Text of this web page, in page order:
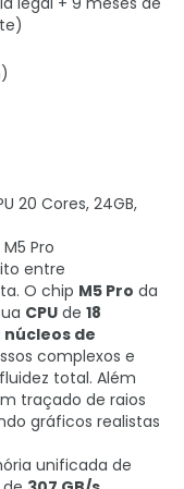
20 Cores, 24GB,
Pro
entre
O chip M5 Pro da
CPU de 18
núcleos de
complexos e
total. Além
traçado de raios
gráficos realistas
unificada de